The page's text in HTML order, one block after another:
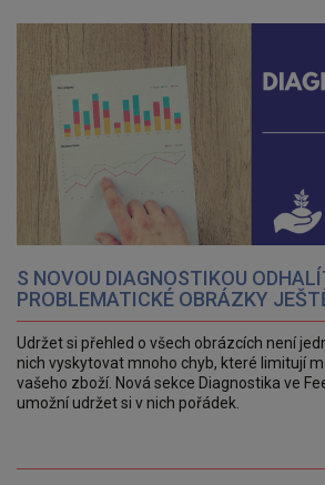
S NOVOU DIAGNOSTIKOU
PROBLEMATICKÉ OBRÁZKY
Udržet si přehled o všech obrázcích není
nich vyskytovat mnoho chyb, které limitují
vašeho zboží. Nová sekce Diagnostika ve
umožní udržet si v nich pořádek.